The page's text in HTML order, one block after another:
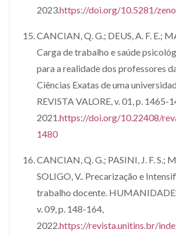
2023.https://doi.org/10.5281/
CANCIAN, Q. G.; DEUS, A. F. E.;
Carga de trabalho e saúde
para a realidade dos professores
Ciências Exatas de uma
REVISTA VALORE, v. 01, p. 1465-
2021.https://doi.org/10.22408/
1480
CANCIAN, Q. G.; PASINI, J. F. S.;
SOLIGO, V.. Precarização e
trabalho docente.
v. 09, p. 148-164,
2022.https://revista.unitins.br/